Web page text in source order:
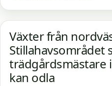
Växter från
Stillahavsområdet
trädgårdsmästare
kan odla